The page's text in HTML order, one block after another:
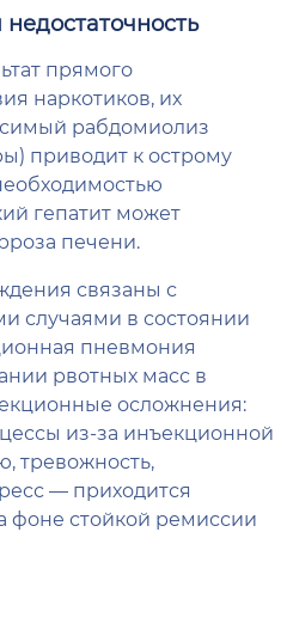
прямого
наркотиков, их
рабдомиолиз
приводит к острому
гепатит может
печени.
связаны с
случаями в состоянии
пневмония
рвотных масс в
осложнения:
из-за инъекционной
тревожность,
— приходится
фоне стойкой ремиссии